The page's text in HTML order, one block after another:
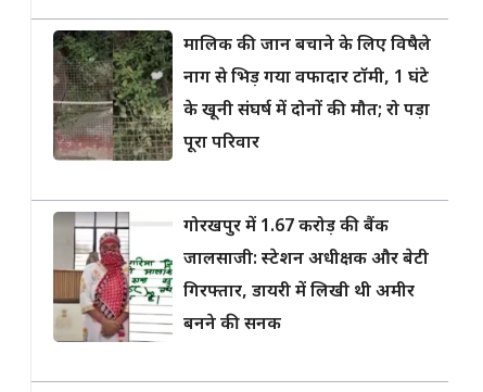
मालिक की जान बचाने के लिए विषैले
नाग से भिड़ गया वफादार टॉमी, 1 घंटे
के खूनी संघर्ष में दोनों की मौत; रो पड़ा
पूरा परिवार
गोरखपुर में 1.67 करोड़ की बैंक
जालसाजी: स्टेशन अधीक्षक और बेटी
गिरफ्तार, डायरी में लिखी थी अमीर
बनने की सनक